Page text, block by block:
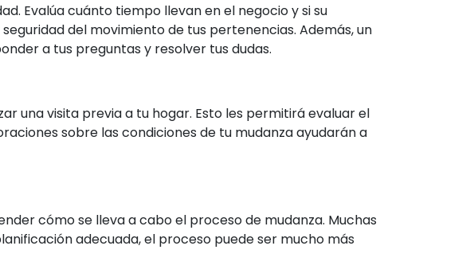
Evalúa cuánto tiempo llevan en el negocio y si su
del movimiento de tus pertenencias. Además, un
a tus preguntas y resolver tus dudas.
una visita previa a tu hogar. Esto les permitirá evaluar el
sobre las condiciones de tu mudanza ayudarán a
cómo se lleva a cabo el proceso de mudanza. Muchas
adecuada, el proceso puede ser mucho más